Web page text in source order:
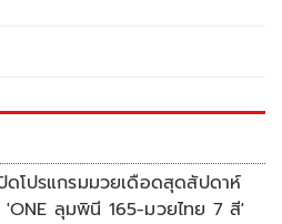
ดโปรแกรมมวยเดือดสุดสัปดาห์
ลุมพินี 165-มวยไทย 7 สี'